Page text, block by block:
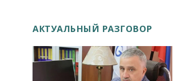
АКТУАЛЬНЫЙ РАЗГОВОР